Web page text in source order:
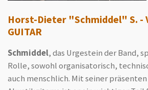
Horst-Dieter "Schmiddel" S. -
GUITAR
Schmiddel, das Urgestein der Band,
Rolle, sowohl organisatorisch,
auch menschlich. Mit seiner